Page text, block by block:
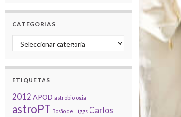
CATEGORIAS
Categorias
ETIQUETAS
2012 APOD astrobiologia
astroPT Bosão de Higgs Carlos